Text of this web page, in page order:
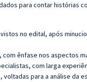
para contar histórias
no edital, após
ênfase nos aspectos
com larga
para a análise da